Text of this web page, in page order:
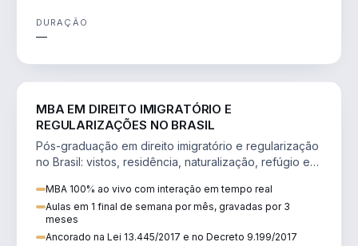
DURAÇÃO
—
MBA EM DIREITO IMIGRATÓRIO E
REGULARIZAÇÕES NO BRASIL
Pós-graduação em direito imigratório e regularização
no Brasil: vistos, residência, naturalização, refúgio e
MBA 100% ao vivo com interação em tempo real
Aulas em 1 final de semana por mês, gravadas por 3
meses
Ancorado na Lei 13.445/2017 e no Decreto 9.199/2017